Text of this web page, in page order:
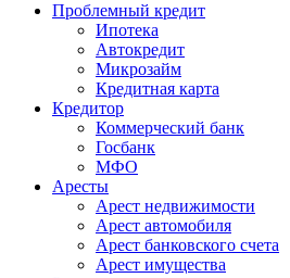
Проблемный кредит
Ипотека
Автокредит
Микрозайм
Кредитная карта
Кредитор
Коммерческий банк
Госбанк
МФО
Аресты
Арест недвижимости
Арест автомобиля
Арест банковского счета
Арест имущества